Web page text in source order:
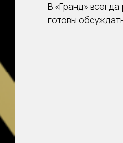
В «Гранд»
готовы